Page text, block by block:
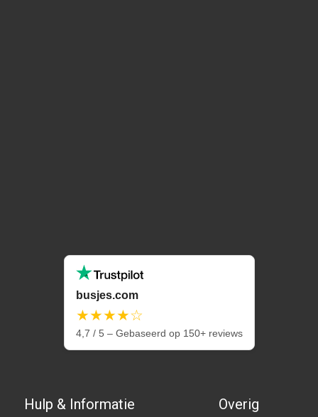
busjes.com
★★★★☆
4,7 / 5 – Gebaseerd op 150+ reviews
Hulp & Informatie Overig